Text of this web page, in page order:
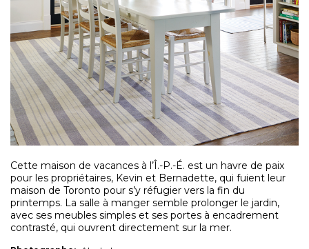
Cette maison de vacances à l’Î.-P.-É. est un havre de paix
pour les propriétaires, Kevin et Bernadette, qui fuient leur
maison de Toronto pour s’y réfugier vers la fin du
printemps. La salle à manger semble prolonger le jardin,
avec ses meubles simples et ses portes à encadrement
contrasté, qui ouvrent directement sur la mer.